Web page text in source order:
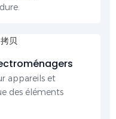
appareils et
des éléments